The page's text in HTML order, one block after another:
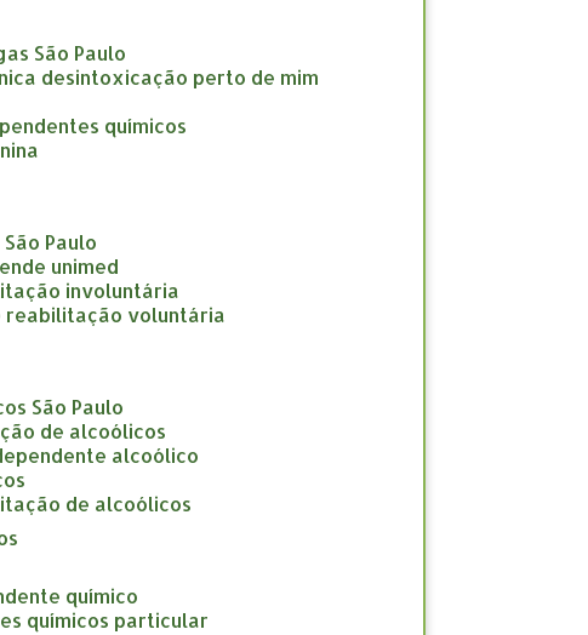
São Paulo
desintoxicação perto de mim
químicos
Paulo
unimed
involuntária
reabilitação voluntária
São Paulo
de alcoólicos
alcoólico
de alcoólicos
químico
químicos particular